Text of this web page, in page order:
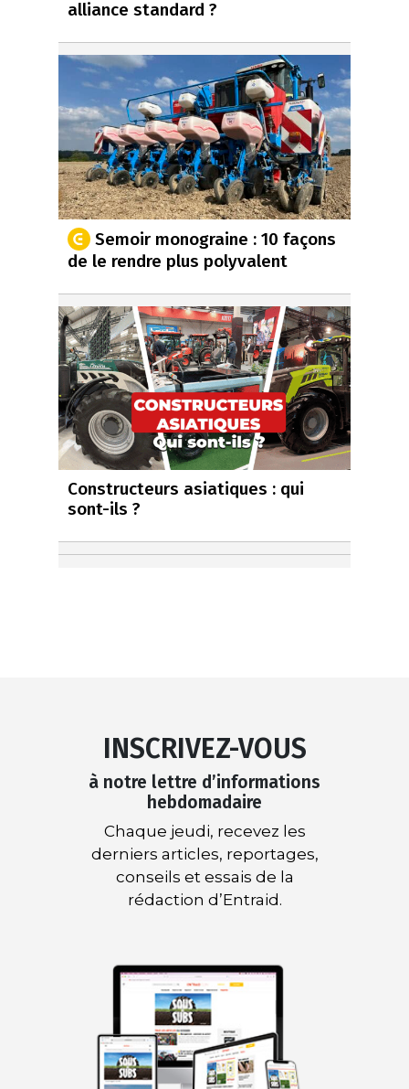
alliance standard ?
Semoir monograine : 10 façons
de le rendre plus polyvalent
Constructeurs asiatiques : qui
sont-ils ?
INSCRIVEZ-VOUS
à notre lettre d’informations
hebdomadaire
Chaque jeudi, recevez les
derniers articles, reportages,
conseils et essais de la
rédaction d’Entraid.